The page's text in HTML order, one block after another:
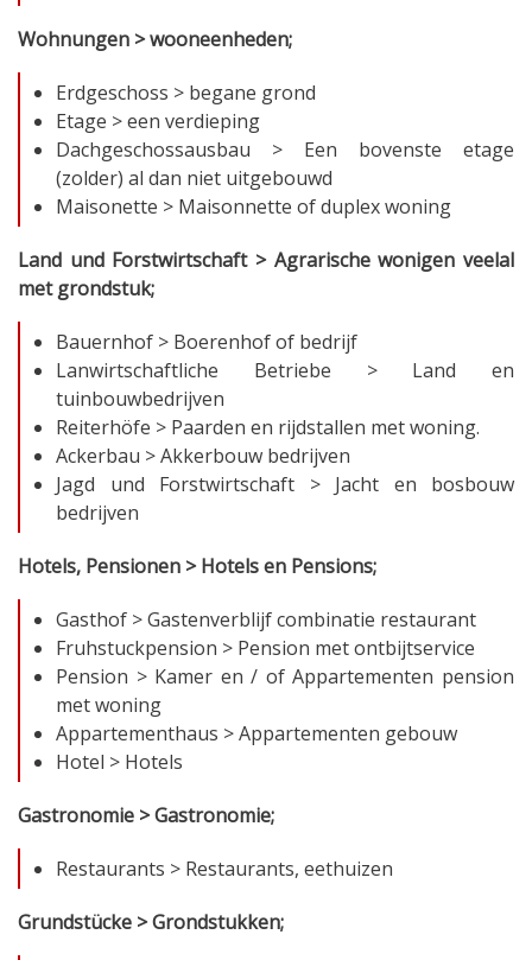
Wohnungen > wooneenheden;
Erdgeschoss > begane grond
Etage > een verdieping
Dachgeschossausbau > Een bovenste etage
(zolder) al dan niet uitgebouwd
Maisonette > Maisonnette of duplex woning
Land und Forstwirtschaft > Agrarische wonigen veelal
met grondstuk;
Bauernhof > Boerenhof of bedrijf
Lanwirtschaftliche Betriebe > Land en
tuinbouwbedrijven
Reiterhöfe > Paarden en rijdstallen met woning.
Ackerbau > Akkerbouw bedrijven
Jagd und Forstwirtschaft > Jacht en bosbouw
bedrijven
Hotels, Pensionen > Hotels en Pensions;
Gasthof > Gastenverblijf combinatie restaurant
Fruhstuckpension > Pension met ontbijtservice
Pension > Kamer en / of Appartementen pension
met woning
Appartementhaus > Appartementen gebouw
Hotel > Hotels
Gastronomie > Gastronomie;
Restaurants > Restaurants, eethuizen
Grundstücke > Grondstukken;